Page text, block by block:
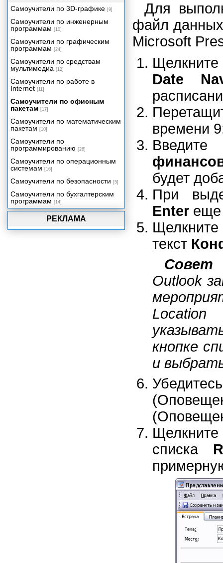
Для
файл
Microsoft
Date
времени
будет
При
Enter еще
текст
Совет
Outlook
кнопке
и
списка
РЕКЛАМА
Самоучители по 3D-графике [9]
Самоучители по инженерным
программам [10]
Самоучители по графическим
программам [24]
Самоучители по средствам
мультимедиа [12]
Самоучители по работе в
Internet [11]
Самоучители по офисным
пакетам [17]
Самоучители по математическим
пакетам [10]
Самоучители по
программированию [26]
Самоучители по операционным
системам [16]
Самоучители по безопасности [5]
Самоучители по бухгалтерским
программам [14]